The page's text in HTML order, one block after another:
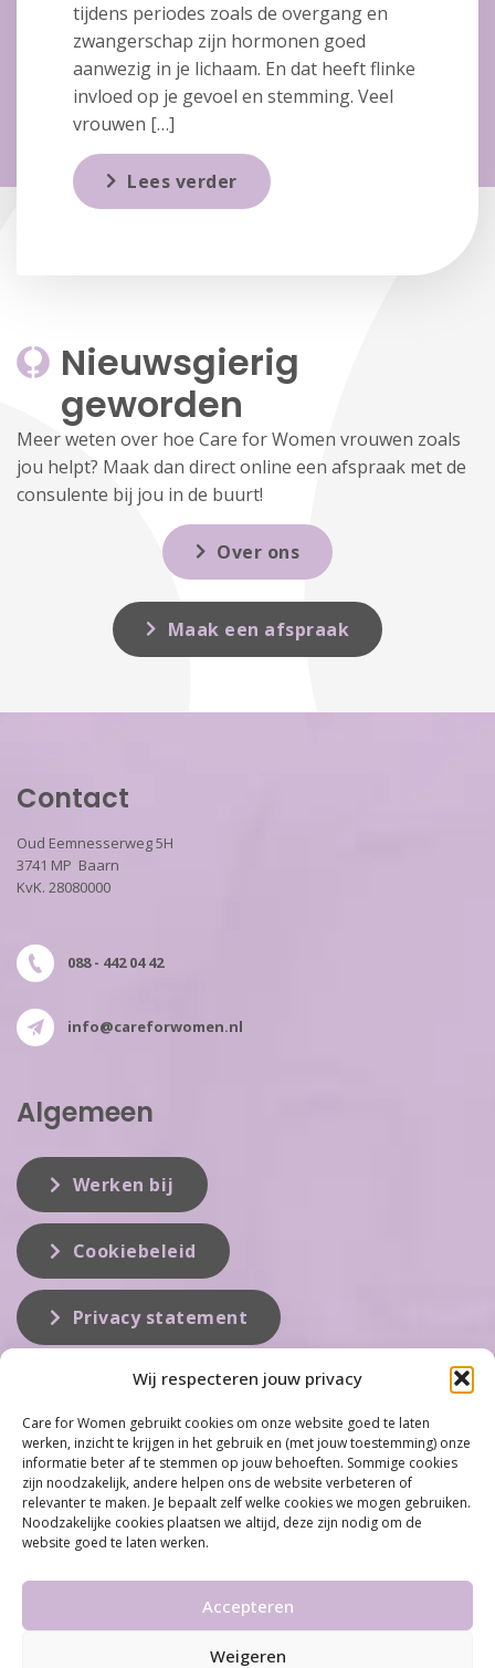
Wij respecteren jouw privacy
Care for Women gebruikt cookies om onze website goed te laten
werken, inzicht te krijgen in het gebruik en (met jouw toestemming) onze
informatie beter af te stemmen op jouw behoeften. Sommige cookies
zijn noodzakelijk, andere helpen ons de website verbeteren of
relevanter te maken. Je bepaalt zelf welke cookies we mogen gebruiken.
Noodzakelijke cookies plaatsen we altijd, deze zijn nodig om de
website goed te laten werken.
Accepteren
Weigeren
tijdens periodes zoals de overgang en
zwangerschap zijn hormonen goed
aanwezig in je lichaam. En dat heeft flinke
invloed op je gevoel en stemming. Veel
vrouwen […]
Lees verder
Nieuwsgierig
geworden
Meer weten over hoe Care for Women vrouwen zoals
jou helpt? Maak dan direct online een afspraak met de
consulente bij jou in de buurt!
Over ons
Maak een afspraak
Contact
Oud Eemnesserweg 5H
3741 MP Baarn
KvK. 28080000
088 - 442 04 42
info@careforwomen.nl
Algemeen
Werken bij
Cookiebeleid
Privacy statement
Care for Women is de eerste organisatie die zich inzet op het gebied
van hormonale problemen bij vrouwen. Met ruim 100 locaties
behoort Care for Women tot één van de grootste organisaties op dit
vakgebied...